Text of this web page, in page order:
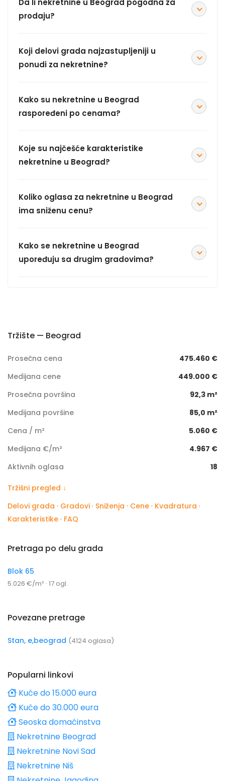
Da li nekretnine u Beograd pogodna za
prodaju?
Koji delovi grada najzastupljeniji u
ponudi za nekretnine?
Kako su nekretnine u Beograd
raspoređeni po cenama?
Koje su najčešće karakteristike
nekretnine u Beograd?
Koliko oglasa za nekretnine u Beograd
ima sniženu cenu?
Kako se nekretnine u Beograd
upoređuju sa drugim gradovima?
Tržište — Beograd
Prosečna cena
475.460 €
Medijana cene
449.000 €
Prosečna površina
92,3 m²
Medijana površine
85,0 m²
Cena / m²
5.060 €
Medijana €/m²
4.967 €
Aktivnih oglasa
18
Tržišni pregled ↓
Delovi grada · Gradovi · Sniženja · Cene · Kvadratura ·
Karakteristike · FAQ
Pretraga po delu grada
Blok 65
5.026 €/m² · 17 ogl.
Povezane pretrage
Stan, e,beograd (4124 oglasa)
Popularni linkovi
Kuće do 15.000 eura
Kuće do 30.000 eura
Seoska domaćinstva
Nekretnine Beograd
Nekretnine Novi Sad
Nekretnine Niš